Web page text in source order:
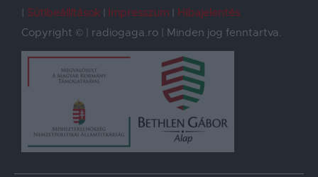
Sütibeállítások
Impresszum
Hibajelentés
Copyright © | radiogaga.ro | Minden jog fenntartva.